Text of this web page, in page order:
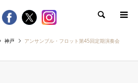
検索
神戸
アンサンブル・フロット第45回定期演奏会